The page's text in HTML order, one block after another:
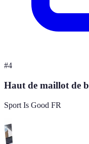
#4
Haut de maillot de
Sport Is Good FR